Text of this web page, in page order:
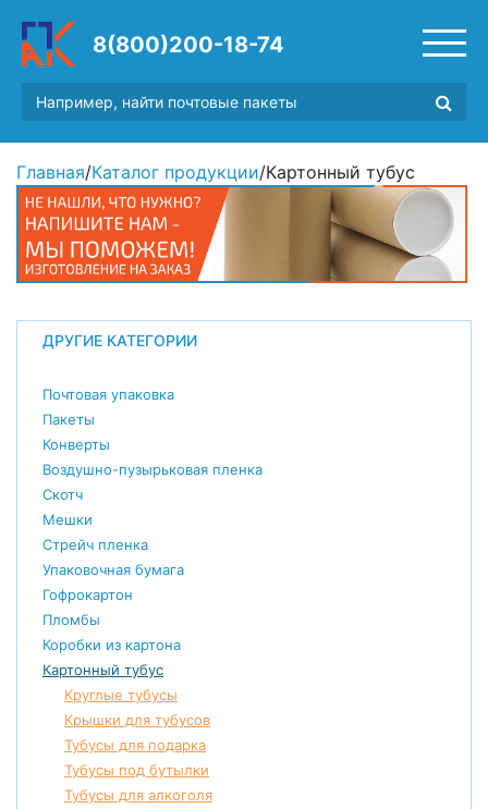
8(800)200-18-74
Главная/Каталог продукции/Картонный тубус
ДРУГИЕ КАТЕГОРИИ
Почтовая упаковка
Пакеты
Конверты
Воздушно-пузырьковая пленка
Скотч
Мешки
Стрейч пленка
Упаковочная бумага
Гофрокартон
Пломбы
Коробки из картона
Картонный тубус
Круглые тубусы
Крышки для тубусов
Тубусы для подарка
Тубусы под бутылки
Тубусы для алкоголя